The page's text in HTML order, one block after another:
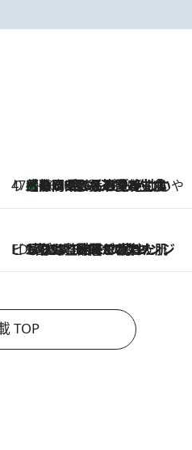
47都道府県の手みやげ ひんやりスイーツで夏を満喫
2026.8.5
【静岡県】この夏絶対食べたい 冷やしておいしいおやつ3選 お茶香る生食感のふるふるゼリー
ビューティいいもの集め EDITORS' BEST
2026.8.3
“落とす”時間が“癒やし”に。THREEのクレンジングは、酷暑で疲れた肌も心も整えてくれる！
TOP